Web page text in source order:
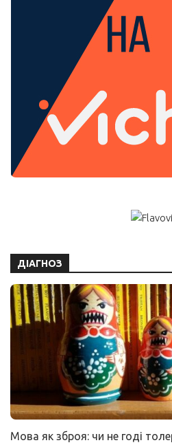
ДІАГНОЗ
Мова як зброя: чи не годі